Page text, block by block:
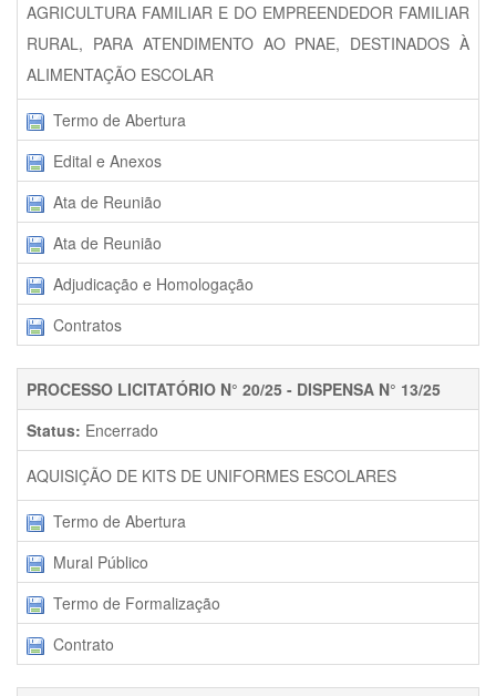
AGRICULTURA FAMILIAR E DO EMPREENDEDOR FAMILIAR
RURAL, PARA ATENDIMENTO AO PNAE, DESTINADOS À
ALIMENTAÇÃO ESCOLAR
Termo de Abertura
Edital e Anexos
Ata de Reunião
Ata de Reunião
Adjudicação e Homologação
Contratos
PROCESSO LICITATÓRIO N° 20/25 - DISPENSA N° 13/25
Status: Encerrado
AQUISIÇÃO DE KITS DE UNIFORMES ESCOLARES
Termo de Abertura
Mural Público
Termo de Formalização
Contrato